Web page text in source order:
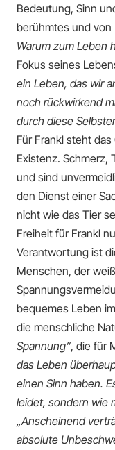
Bedeutung, Sinn
berühmtes und
Warum zum Leben
Fokus seines
ein Leben, das wir
noch rückwirkend
durch diese
Für Frankl steht
Existenz. Schmerz,
und sind
den Dienst einer
nicht wie das Tier
Freiheit für Frankl
Verantwortung ist
Menschen, der
bequemes Leben
die menschliche
Spannung“, die für
das Leben
einen Sinn haben.
leidet, sondern wie
„Anscheinend
absolute